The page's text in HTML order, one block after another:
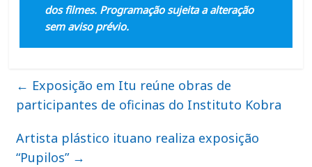
dos filmes. Programação sujeita a alteração
sem aviso prévio.
← Exposição em Itu reúne obras de
participantes de oficinas do Instituto Kobra
Artista plástico ituano realiza exposição
“Pupilos” →